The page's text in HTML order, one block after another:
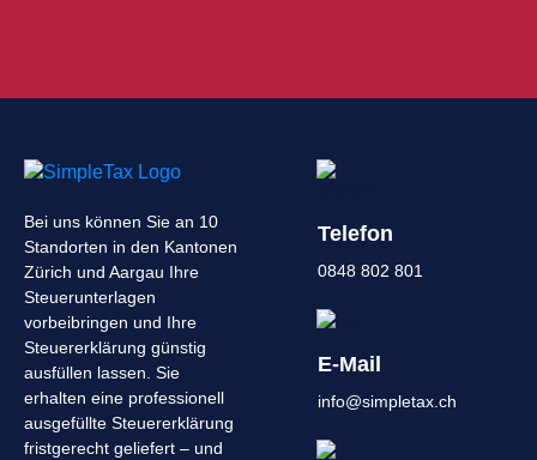
Bei uns können Sie an 10
Standorten in den Kantonen
Zürich und Aargau Ihre
Steuerunterlagen
vorbeibringen und Ihre
Steuererklärung günstig
ausfüllen lassen. Sie
erhalten eine professionell
ausgefüllte Steuererklärung
fristgerecht geliefert – und
Telefon
0848 802 801
E-Mail
info@simpletax.ch